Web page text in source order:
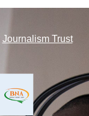
Journalism Trust